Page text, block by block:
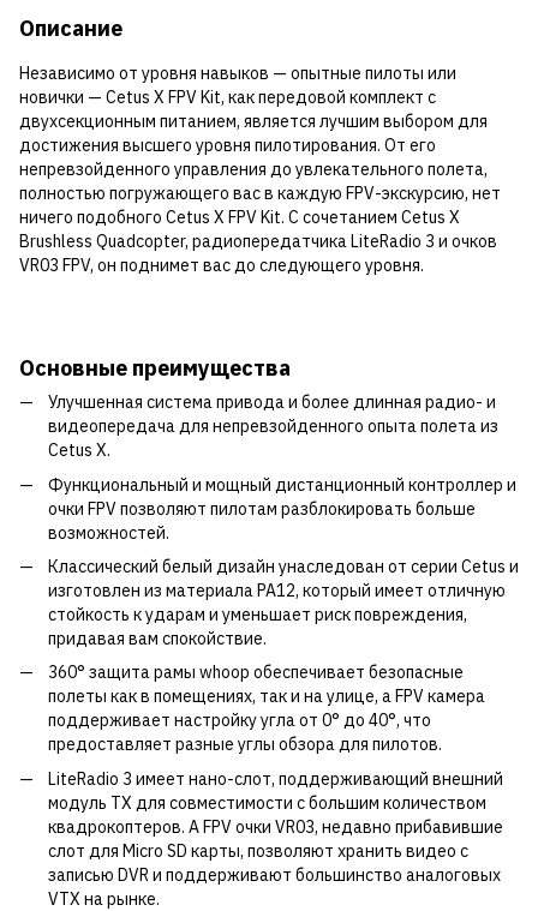
Описание
Независимо от уровня навыков — опытные пилоты или
новички — Cetus X FPV Kit, как передовой комплект с
двухсекционным питанием, является лучшим выбором для
достижения высшего уровня пилотирования. От его
непревзойденного управления до увлекательного полета,
полностью погружающего вас в каждую FPV-экскурсию, нет
ничего подобного Cetus X FPV Kit. С сочетанием Cetus X
Brushless Quadcopter, радиопередатчика LiteRadio 3 и очков
VR03 FPV, он поднимет вас до следующего уровня.
Основные преимущества
Улучшенная система привода и более длинная радио- и
видеопередача для непревзойденного опыта полета из
Cetus X.
Функциональный и мощный дистанционный контроллер и
очки FPV позволяют пилотам разблокировать больше
возможностей.
Классический белый дизайн унаследован от серии Cetus и
изготовлен из материала PA12, который имеет отличную
стойкость к ударам и уменьшает риск повреждения,
придавая вам спокойствие.
360° защита рамы whoop обеспечивает безопасные
полеты как в помещениях, так и на улице, а FPV камера
поддерживает настройку угла от 0° до 40°, что
предоставляет разные углы обзора для пилотов.
LiteRadio 3 имеет нано-слот, поддерживающий внешний
модуль TX для совместимости с большим количеством
квадрокоптеров. А FPV очки VR03, недавно прибавившие
слот для Micro SD карты, позволяют хранить видео с
записью DVR и поддерживают большинство аналоговых
VTX на рынке.